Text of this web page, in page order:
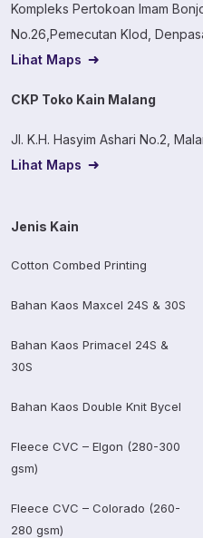
Kompleks Pertokoan Imam
No.26,Pemecutan Klod,
Lihat Maps
CKP Toko Kain Malang
Jl. K.H. Hasyim Ashari No.2,
Lihat Maps
Jenis Kain
Cotton Combed Printing
Bahan Kaos Maxcel 24S & 30S
Bahan Kaos Primacel 24S &
30S
Bahan Kaos Double Knit Bycel
Fleece CVC – Elgon (280-300
gsm)
Fleece CVC – Colorado (260-
280 gsm)